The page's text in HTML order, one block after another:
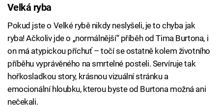
Velká ryba
Pokud jste o Velké rybě nikdy neslyšeli, je to chyba jak
ryba! Ačkoliv jde o „normálnější“ příběh od Tima Burtona, i
on má atypickou příchuť – točí se ostatně kolem životního
příběhu vyprávěného na smrtelné posteli. Servíruje tak
hořkosladkou story, krásnou vizuální stránku a
emocionální hloubku, kterou byste od Burtona možná ani
nečekali.